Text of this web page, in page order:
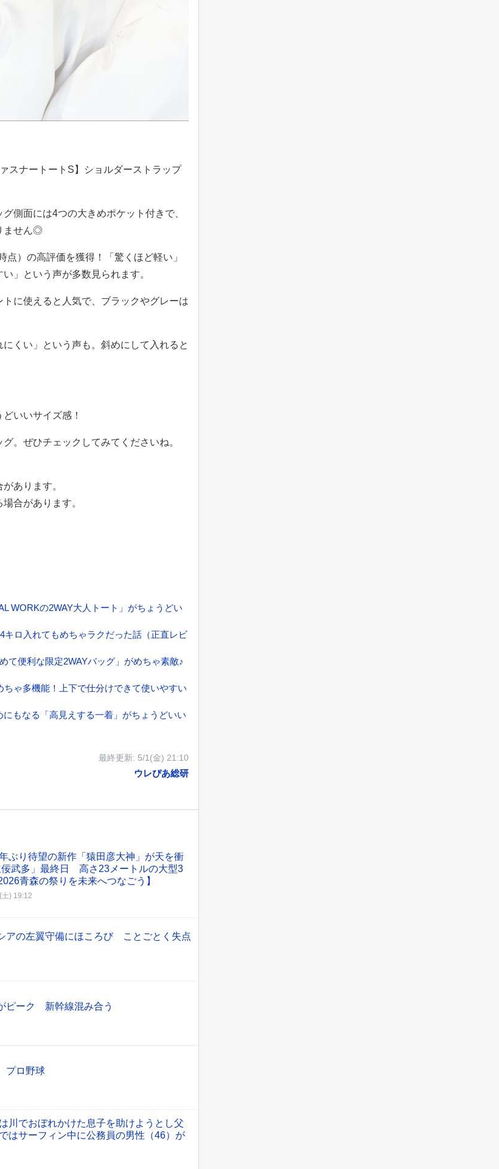
スナートートS】ショルダーストラップ
側面には4つの大きめポケット付きで、
ません◎
）の高評価を獲得！「驚くほど軽い」
」という声が多数見られます。
に使えると人気で、ブラックやグレーは
くい」という声も。斜めにして入れると
いいサイズ感！
。ぜひチェックしてみてくださいね。
あります。
合があります。
WORKの2WAY大人トート」がちょうどい
ロ入れてもめちゃラクだった話（正直レビ
て便利な限定2WAYバッグ」がめちゃ素敵♪
ちゃ多機能！上下で仕分けできて使いやすい
もなる「高見えする一着」がちょうどいい
最終更新: 5/1(金) 21:10
ウレぴあ総研
ぶり待望の新作「猿田彦大神」が天を衝
佞武多」最終日 高さ23メートルの大型3
青森の祭りを未来へつなごう】
土) 19:12
アの左翼守備にほころび ことごとく失点
ピーク 新幹線混み合う
プロ野球
川でおぼれかけた息子を助けようとし父
はサーフィン中に公務員の男性（46）が